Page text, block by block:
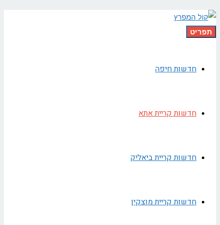
תפריט
חדשות חיפה
חדשות קריית אתא
חדשות קריית ביאליק
חדשות קריית מוצקין